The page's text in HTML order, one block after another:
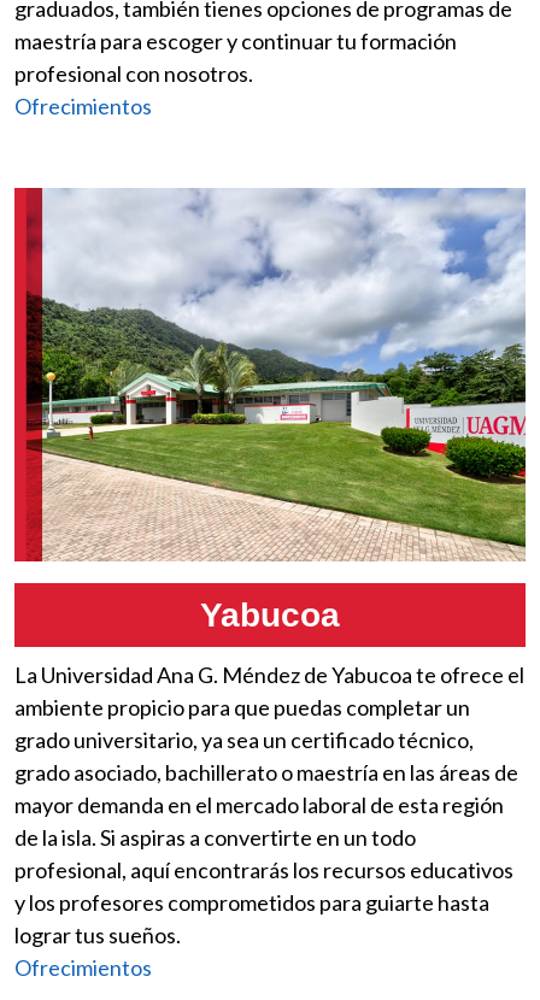
graduados, también tienes opciones de programas de
maestría para escoger y continuar tu formación
profesional con nosotros.
Ofrecimientos
Yabucoa
La Universidad Ana G. Méndez de Yabucoa te ofrece el
ambiente propicio para que puedas completar un
grado universitario, ya sea un certificado técnico,
grado asociado, bachillerato o maestría en las áreas de
mayor demanda en el mercado laboral de esta región
de la isla. Si aspiras a convertirte en un todo
profesional, aquí encontrarás los recursos educativos
y los profesores comprometidos para guiarte hasta
lograr tus sueños.
Ofrecimientos